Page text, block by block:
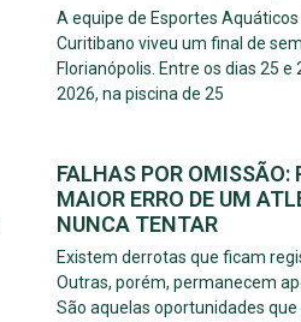
A equipe de Esportes Aquáticos
Curitibano viveu um final de
Florianópolis. Entre os dias 25 e
2026, na piscina de 25
FALHAS POR OMISSÃO:
MAIOR ERRO DE UM
NUNCA TENTAR
Existem derrotas que ficam
Outras, porém, permanecem
São aquelas oportunidades